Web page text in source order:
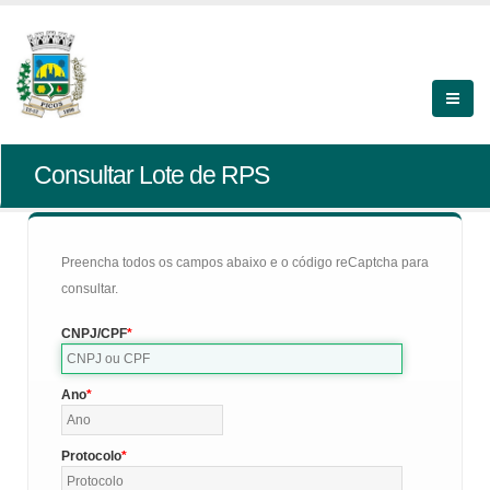
Consultar Lote de RPS
Preencha todos os campos abaixo e o código reCaptcha para
consultar.
CNPJ/CPF
Ano
Protocolo